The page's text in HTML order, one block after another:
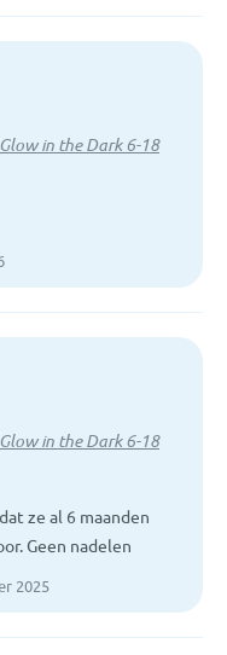
in the Dark 6-18
in the Dark 6-18
ze al 6 maanden
Geen nadelen
2025